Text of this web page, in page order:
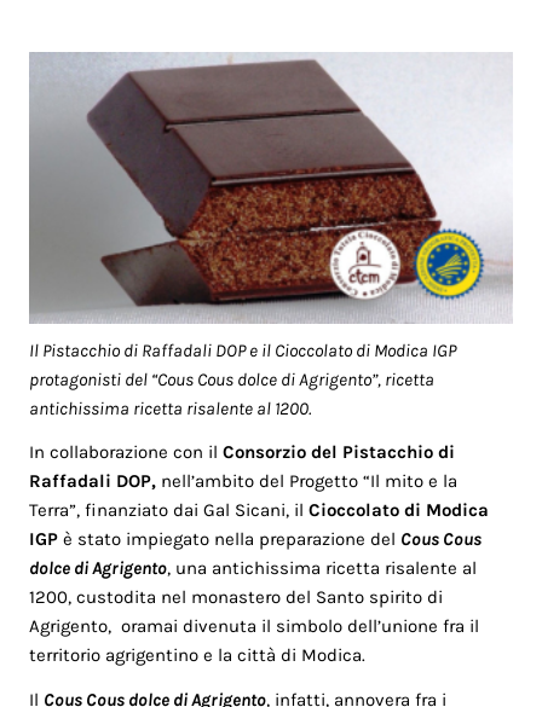
Il Pistacchio di Raffadali DOP e il Cioccolato di Modica IGP
protagonisti del “Cous Cous dolce di Agrigento”, ricetta
antichissima ricetta risalente al 1200.
In collaborazione con ilConsorzio del Pistacchio di
Raffadali DOP, nell’ambito del Progetto “Il mito e la
Terra”, finanziato dai Gal Sicani, ilCioccolato di Modica
IGP è stato impiegato nella preparazione del Cous Cous
dolce di Agrigento, una antichissima ricetta risalente al
1200, custodita nel monastero del Santo spirito di
Agrigento, oramai divenuta il simbolo dell’unione fra il
territorio agrigentino e la città di Modica.
Il Cous Cous dolce di Agrigento, infatti, annovera fra i